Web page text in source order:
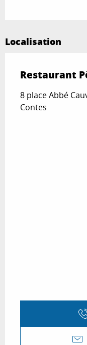
Localisation
Restaurant
8 place Abbé
Contes